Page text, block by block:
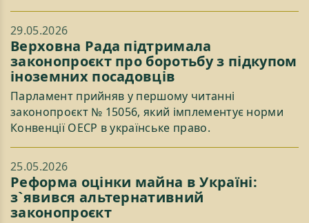
29.05.2026
Верховна Рада підтримала
законопроєкт про боротьбу з підкупом
іноземних посадовців
Парламент прийняв у першому читанні
законопроєкт № 15056, який імплементує норми
Конвенції ОЕСР в українське право.
25.05.2026
Реформа оцінки майна в Україні:
з`явився альтернативний
законопроєкт